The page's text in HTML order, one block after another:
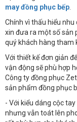
may đồng phục bếp.
Chính vì thấu hiểu
xin đưa ra một số sản
quý khách hàng tham
Với thiết kế đơn giản
vận động sẽ phù hợp
Công ty đồng phục
sản phẩm đồng phục
- Với kiểu dáng cộc
nhưng vẫn toát lên